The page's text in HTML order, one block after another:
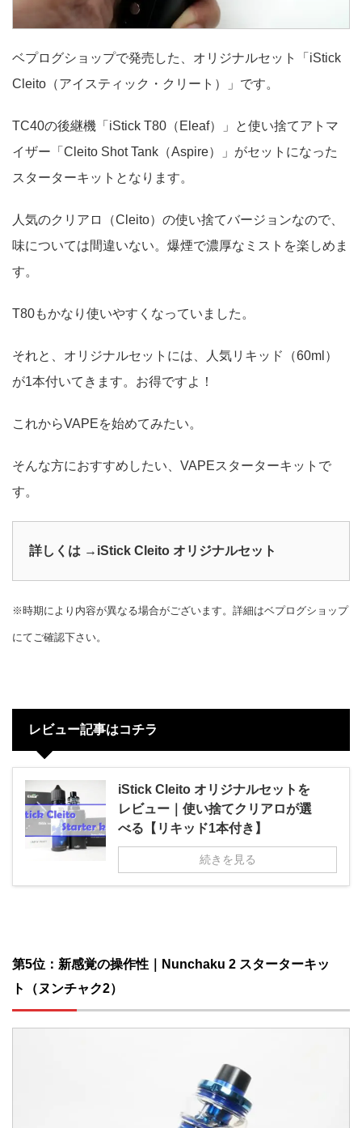
ベプログショップで発売した、オリジナルセット「iStick
Cleito（アイスティック・クリート）」です。
TC40の後継機「iStick T80（Eleaf）」と使い捨てアトマ
イザー「Cleito Shot Tank（Aspire）」がセットになった
スターターキットとなります。
人気のクリアロ（Cleito）の使い捨てバージョンなので、
味については間違いない。爆煙で濃厚なミストを楽しめま
す。
T80もかなり使いやすくなっていました。
それと、オリジナルセットには、人気リキッド（60ml）
が1本付いてきます。お得ですよ！
これからVAPEを始めてみたい。
そんな方におすすめしたい、VAPEスターターキットで
す。
詳しくは →iStick Cleito オリジナルセット
※時期により内容が異なる場合がございます。詳細はベプログショップ
にてご確認下さい。
レビュー記事はコチラ
iStick Cleito オリジナルセットを
レビュー｜使い捨てクリアロが選
べる【リキッド1本付き】
続きを見る
第5位：新感覚の操作性｜Nunchaku 2 スターターキッ
ト（ヌンチャク2）